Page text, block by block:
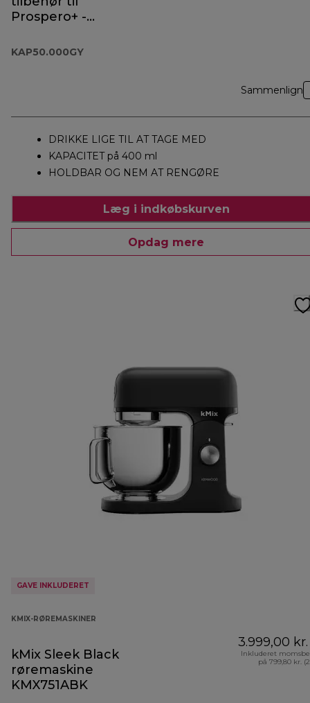
Prospero+ -
KAP50.000GY
Sammenlign
DRIKKE LIGE TIL AT TAGE MED
KAPACITET på 400 ml
HOLDBAR OG NEM AT RENGØRE
Læg i indkøbskurven
Opdag mere
GAVE INKLUDERET
KMIX-RØREMASKINER
kMix Sleek Black
røremaskine
KMX751ABK
3.999,00 kr.
Inkluderet
på 799,80 kr.